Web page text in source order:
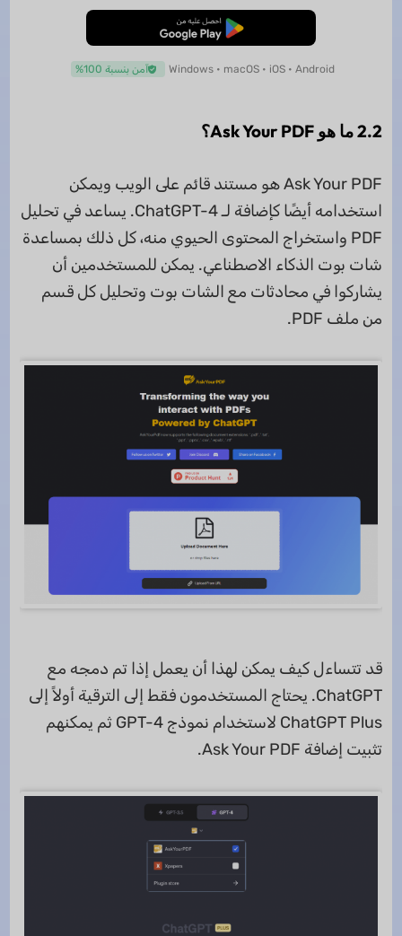
تنزيل مجاني
Windows • macOS • iOS • Android آمن بنسبة 100%
2.2 ما هو Ask Your PDF؟
Ask Your PDF هو مستند قائم على الويب ويمكن
استخدامه أيضًا كإضافة لـ ChatGPT-4. يساعد في تحليل
PDF واستخراج المحتوى الحيوي منه، كل ذلك بمساعدة
شات بوت الذكاء الاصطناعي. يمكن للمستخدمين أن
يشاركوا في محادثات مع الشات بوت وتحليل كل قسم
من ملف PDF.
قد تتساءل كيف يمكن لهذا أن يعمل إذا تم دمجه مع
ChatGPT. يحتاج المستخدمون فقط إلى الترقية أولاً إلى
ChatGPT Plus لاستخدام نموذج GPT-4 ثم يمكنهم
تثبيت إضافة Ask Your PDF.